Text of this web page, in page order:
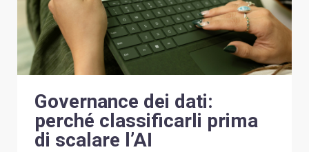
Governance dei dati:
perché classificarli prima
di scalare l’AI